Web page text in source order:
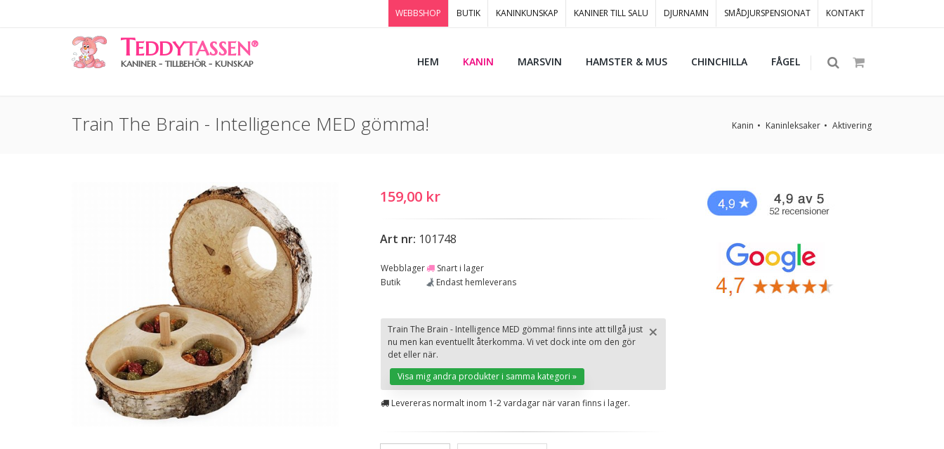
WEBBSHOP BUTIK KANINKUNSKAP KANINER TILL SALU DJURNAMN SMÅDJURSPENSIONAT KONTAKT
TEDDYTASSEN®
KANINER - TILLBEHÖR - KUNSKAP HEM KANIN MARSVIN HAMSTER & MUS CHINCHILLA FÅGEL
Train The Brain - Intelligence MED gömma! Kanin Kaninleksaker Aktivering
159,00 kr
Art nr: 101748
Webblager
Snart i lager
Butik
Endast hemleverans
×
Train The Brain - Intelligence MED gömma! finns inte att tillgå just
nu men kan eventuellt återkomma. Vi vet dock inte om den gör
det eller när.
Visa mig andra produkter i samma kategori »
Levereras normalt inom 1-2 vardagar när varan finns i lager.